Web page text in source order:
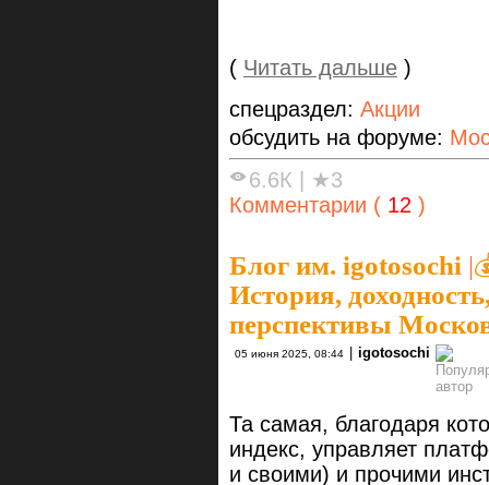
( Читать дальше )
спецраздел: Акции
обсудить на форуме:
6.6К
★3
Комментарии ( 12 )
Блог им. igotosochi |
История,
перспективы
05 июня 2025, 08:44 igotosochi
Та самая, благодаря
индекс, управляет
и своими) и прочими